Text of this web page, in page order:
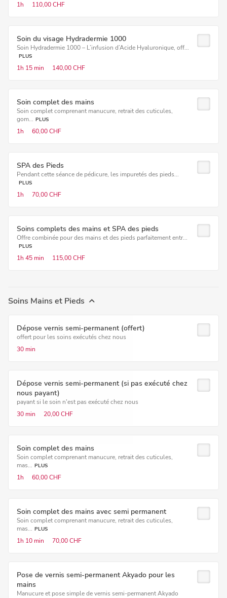
1h 110,00 CHF
Soin du visage Hydradermie 1000
Soin Hydradermie 1000 – L’infusion d’Acide Hyaluronique, off...
PLUS
1h 15 min 140,00 CHF
Soin complet des mains
Soin complet comprenant manucure, retrait des cuticules,
gom... PLUS
1h 60,00 CHF
SPA des Pieds
Pendant cette séance de pédicure, les impuretés des pieds...
PLUS
1h 70,00 CHF
Soins complets des mains et SPA des pieds
Offre combinée pour des mains et des pieds parfaitement entr...
PLUS
1h 45 min 115,00 CHF
Soins Mains et Pieds
Dépose vernis semi-permanent (offert)
offert pour les soins exécutés chez nous
30 min
Dépose vernis semi-permanent (si pas exécuté chez
nous payant)
payant si le soin n'est pas exécuté chez nous
30 min
20,00 CHF
Soin complet des mains
Soin complet comprenant manucure, retrait des cuticules,
mas... PLUS
1h 60,00 CHF
Soin complet des mains avec semi permanent
Soin complet comprenant manucure, retrait des cuticules,
mas... PLUS
1h 10 min 70,00 CHF
Pose de vernis semi-permanent Akyado pour les
mains
Manucure et pose simple de vernis semi-permanent Akyado